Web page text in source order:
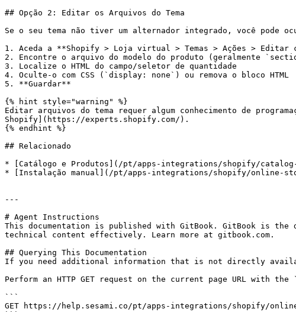
## Opção 2: Editar os Arquivos do Tema
Se o seu tema não tiver um alternador integrado, você pode
1. Aceda a **Shopify > Loja virtual > Temas > Ações > Editar
2. Encontre o arquivo do modelo do produto (geralmente
3. Localize o HTML do campo/seletor de quantidade
4. Oculte-o com CSS (`display: none`) ou remova o bloco HTML
5. **Guardar**
{% hint style="warning" %}
Editar arquivos do tema requer algum conhecimento de
Shopify](https://experts.shopify.com/).
{% endhint %}
## Relacionado
* [Catálogo e Produtos](/pt/apps-integrations/shopify/catalog-
* [Instalação manual](/pt/apps-integrations/shopify/online-
---
# Agent Instructions
This documentation is published with GitBook. GitBook is the
technical content effectively. Learn more at gitbook.com.
## Querying This Documentation
If you need additional information that is not directly
Perform an HTTP GET request on the current page URL with
```
GET https://help.sesami.co/pt/apps-integrations/shopify/online-